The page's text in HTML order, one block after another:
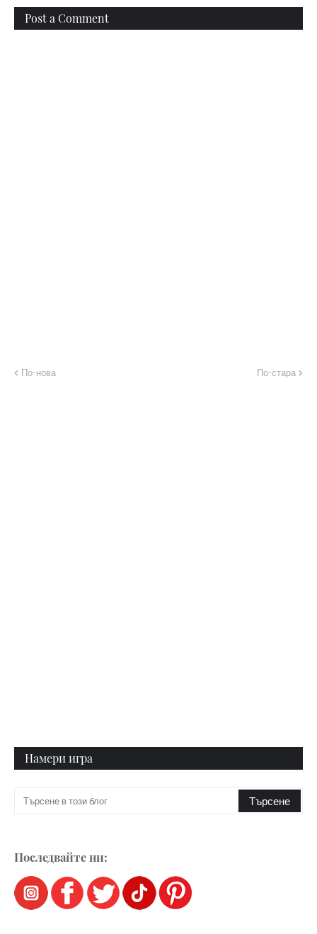
Post a Comment
По-нова По-стара
Намери игра
Последвайте ни: